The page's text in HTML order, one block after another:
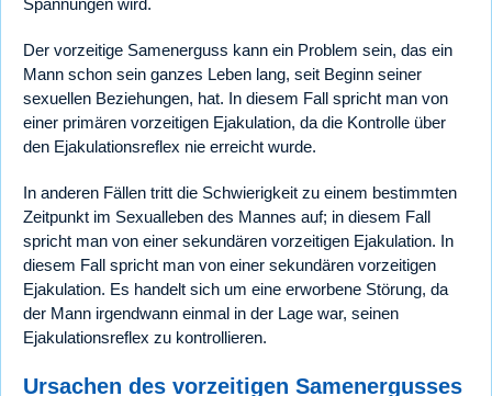
Spannungen wird.
Der vorzeitige Samenerguss kann ein Problem sein, das ein
Mann schon sein ganzes Leben lang, seit Beginn seiner
sexuellen Beziehungen, hat. In diesem Fall spricht man von
einer primären vorzeitigen Ejakulation, da die Kontrolle über
den Ejakulationsreflex nie erreicht wurde.
In anderen Fällen tritt die Schwierigkeit zu einem bestimmten
Zeitpunkt im Sexualleben des Mannes auf; in diesem Fall
spricht man von einer sekundären vorzeitigen Ejakulation. In
diesem Fall spricht man von einer sekundären vorzeitigen
Ejakulation. Es handelt sich um eine erworbene Störung, da
der Mann irgendwann einmal in der Lage war, seinen
Ejakulationsreflex zu kontrollieren.
Ursachen des vorzeitigen Samenergusses